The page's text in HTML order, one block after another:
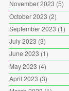
November 2023 (5)
October 2023 (2)
September 2023 (1)
July 2023 (3)
June 2023 (1)
May 2023 (4)
April 2023 (3)